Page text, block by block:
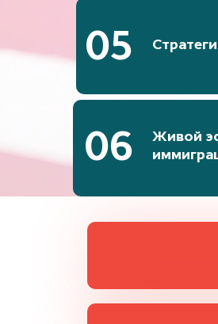
Живой
05
06